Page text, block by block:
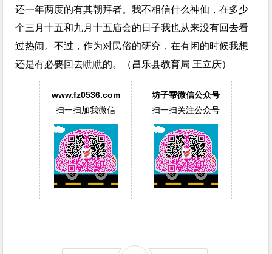
还一年两度的有其朝拜者。我不相信什么神仙，在多少
个三月十五和九月十五庙会的日子我也从来没有回去看
过热闹。不过，作为对民俗的研究，在有闲的时候我想
还是有必要回去瞧瞧的。（昌乐县教育局 王立庆）
www.fz0536.com
扫一扫加我微信
坊子帮微信公众号
扫一扫关注公众号